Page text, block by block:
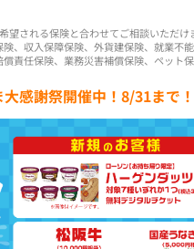
される保険と合わせてご相談いただけ
、収入保障保険、外貨建保険、就業不
責任保険、業務災害補償保険、ペット
感謝祭開催中！8/31まで！